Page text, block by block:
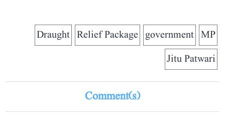
MP
government
Relief Package
Draught
Jitu Patwari
Comment(s)